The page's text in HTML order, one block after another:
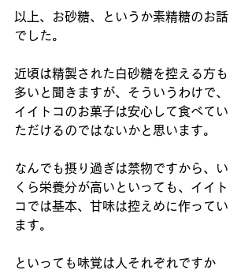
以上、お砂糖、というか素精糖のお話
でした。
近頃は精製された白砂糖を控える方も
多いと聞きますが、そういうわけで、
イイトコのお菓子は安心して食べてい
ただけるのではないかと思います。
なんでも摂り過ぎは禁物ですから、い
くら栄養分が高いといっても、イイト
コでは基本、甘味は控えめに作ってい
ます。
といっても味覚は人それぞれですか